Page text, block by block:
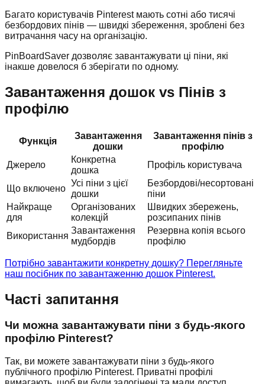
Багато користувачів Pinterest мають сотні або тисячі
безбордових пінів — швидкі збереження, зроблені без
витрачання часу на організацію.
PinBoardSaver дозволяє завантажувати ці піни, які
інакше довелося б зберігати по одному.
Завантаження дошок vs Пінів з
профілю
Функція
Завантаження
дошки
Завантаження пінів з
профілю
Джерело
Конкретна
дошка
Профіль користувача
Що включено
Усі піни з цієї
дошки
Безбордові/несортовані
піни
Найкраще
для
Організованих
колекцій
Швидких збережень,
розсипаних пінів
Використання
Завантаження
мудбордів
Резервна копія всього
профілю
Потрібно завантажити конкретну дошку? Перегляньте
наш посібник по завантаженню дошок Pinterest.
Часті запитання
Чи можна завантажувати піни з будь-якого
профілю Pinterest?
Так, ви можете завантажувати піни з будь-якого
публічного профілю Pinterest. Приватні профілі